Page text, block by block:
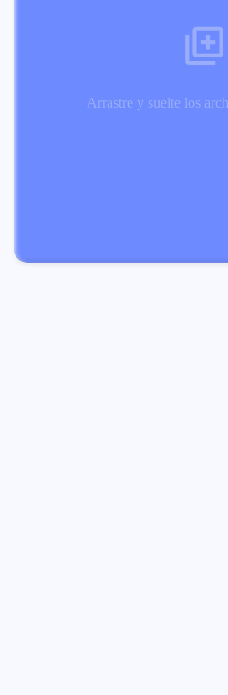
Arrastre y suelte los